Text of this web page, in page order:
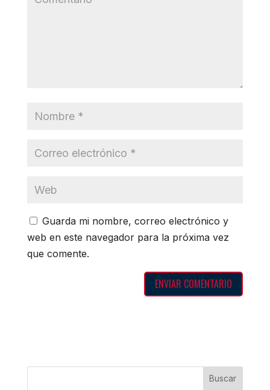
Guarda mi nombre, correo electrónico y
web en este navegador para la próxima vez
que comente.
Buscar